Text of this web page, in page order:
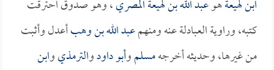
ابن لهيعةهوعبد الله بن لهيعة المصري، وهو صدوق احترقت
كتبه، وراوية العبادلة عنه ومنهمعبد الله بن وهبأعدل وأثبت
من غيرها، وحديثه أخرجهمسلموأبو داودوالترمذيوابن